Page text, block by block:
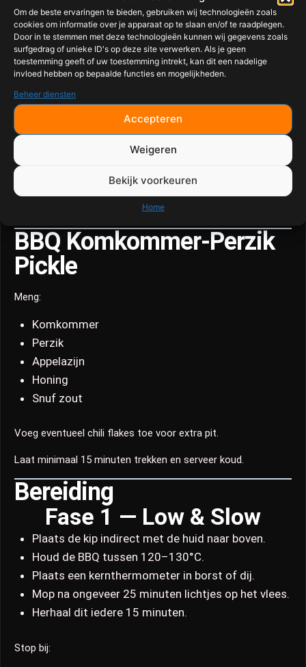
Om de beste ervaringen te bieden, gebruiken wij technologieën zoals
cookies om informatie over je apparaat op te slaan en/of te raadplegen.
Door in te stemmen met deze technologieën kunnen wij gegevens zoals
surfgedrag of unieke ID's op deze site verwerken. Als je geen
toestemming geeft of uw toestemming intrekt, kan dit een nadelige
invloed hebben op bepaalde functies en mogelijkheden.
Beheer diensten
Accepteren
Weigeren
Bekijk voorkeuren
Home
Tip: laat de kip een nacht onafgedekt in de koelkast liggen
voor extra krokante huid.
Mop Saus Maken
Meng:
2 delen Son of a Peach saus
1 deel appelsap
Klein klontje boter
Verwarm zachtjes zonder te koken.
BBQ Komkommer-Perzik
Pickle
Meng:
Komkommer
Perzik
Appelazijn
Honing
Snuf zout
Voeg eventueel chili flakes toe voor extra pit.
Laat minimaal 15 minuten trekken en serveer koud.
Bereiding
Fase 1 — Low & Slow
Plaats de kip indirect met de huid naar boven.
Houd de BBQ tussen 120–130°C.
Plaats een kernthermometer in borst of dij.
Mop na ongeveer 25 minuten lichtjes op het vlees.
Herhaal dit iedere 15 minuten.
Stop bij: